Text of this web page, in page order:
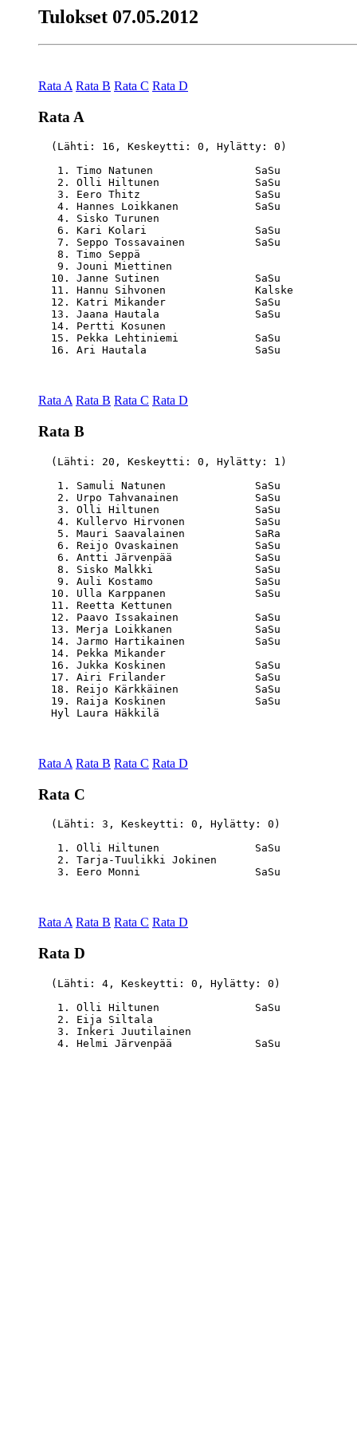
Tulokset 07.05.2012
Rata A Rata B Rata C Rata D
Rata A
  (Lähti: 16, Keskeytti: 0, Hylätty: 0)
1. Timo Natunen                SaSu
2. Olli Hiltunen               SaSu
3. Eero Thitz                  SaSu
4. Hannes Loikkanen            SaSu
4. Sisko Turunen
6. Kari Kolari                 SaSu
7. Seppo Tossavainen           SaSu
8. Timo Seppä
9. Jouni Miettinen
10. Janne Sutinen               SaSu
11. Hannu Sihvonen              Kalske
12. Katri Mikander              SaSu
13. Jaana Hautala               SaSu
14. Pertti Kosunen
15. Pekka Lehtiniemi            SaSu
Rata A Rata B Rata C Rata D
Rata B
  (Lähti: 20, Keskeytti: 0, Hylätty: 1)
1. Samuli Natunen              SaSu
2. Urpo Tahvanainen            SaSu
3. Olli Hiltunen               SaSu
4. Kullervo Hirvonen           SaSu
5. Mauri Saavalainen           SaRa
6. Reijo Ovaskainen            SaSu
6. Antti Järvenpää             SaSu
8. Sisko Malkki                SaSu
9. Auli Kostamo                SaSu
10. Ulla Karppanen              SaSu
11. Reetta Kettunen
12. Paavo Issakainen            SaSu
13. Merja Loikkanen             SaSu
14. Jarmo Hartikainen           SaSu
14. Pekka Mikander
16. Jukka Koskinen              SaSu
17. Airi Frilander              SaSu
18. Reijo Kärkkäinen            SaSu
19. Raija Koskinen              SaSu
Rata A Rata B Rata C Rata D
Rata C
  (Lähti: 3, Keskeytti: 0, Hylätty: 0)
1. Olli Hiltunen               SaSu
2. Tarja-Tuulikki Jokinen
Rata A Rata B Rata C Rata D
Rata D
  (Lähti: 4, Keskeytti: 0, Hylätty: 0)
1. Olli Hiltunen               SaSu
2. Eija Siltala
3. Inkeri Juutilainen